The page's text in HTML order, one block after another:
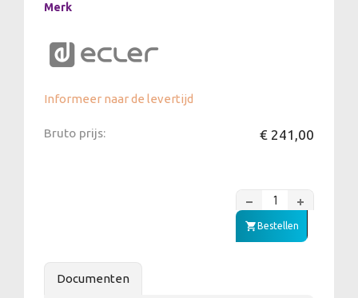
Merk
Informeer naar de levertijd
Bruto prijs: € 241,00
Bestellen
Documenten